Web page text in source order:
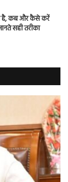
है, कब और कैसे करें
सही तरीका